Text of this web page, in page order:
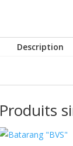
Description
Produits